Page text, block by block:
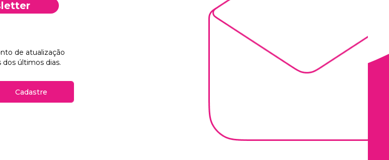
de atualização
últimos dias.
Cadastre